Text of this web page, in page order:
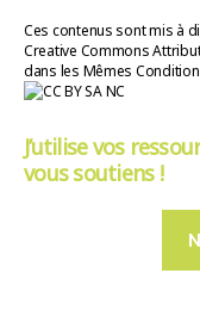
Ces contenus sont mis à
Creative Commons
dans les Mêmes
J’utilise vos
vous soutiens !